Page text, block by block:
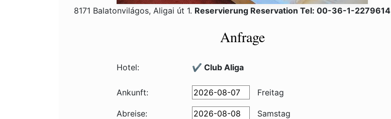
8171 Balatonvilágos, Aligai út 1. Reservierung Reservation Tel: 00-36-1-2279614
Anfrage
Hotel: ✔️ Club Aliga
Ankunft: Freitag
Abreise:
Samstag